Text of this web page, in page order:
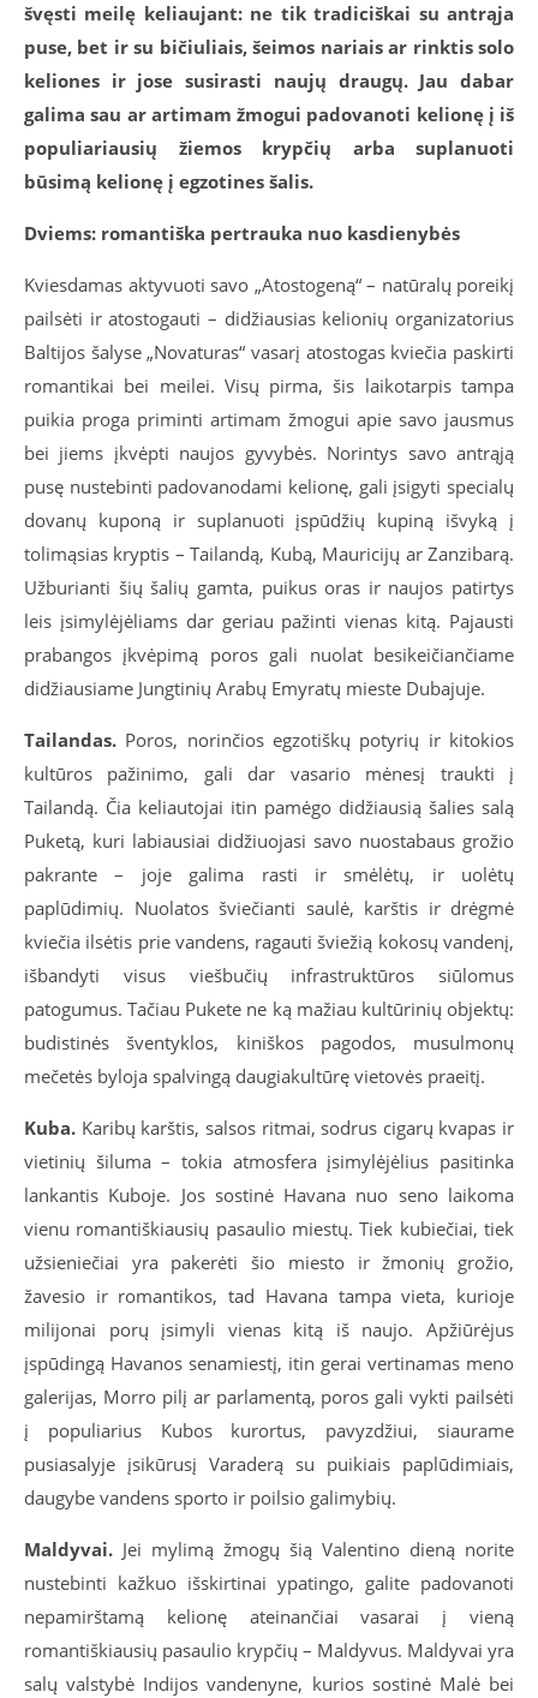
švęsti meilę keliaujant: ne tik tradiciškai su antrąja
puse, bet ir su bičiuliais, šeimos nariais ar rinktis solo
keliones ir jose susirasti naujų draugų. Jau dabar
galima sau ar artimam žmogui padovanoti kelionę į iš
populiariausių žiemos krypčių arba suplanuoti
būsimą kelionę į egzotines šalis.
Dviems: romantiška pertrauka nuo kasdienybės
Kviesdamas aktyvuoti savo „Atostogeną“ – natūralų poreikį
pailsėti ir atostogauti – didžiausias kelionių organizatorius
Baltijos šalyse „Novaturas“ vasarį atostogas kviečia paskirti
romantikai bei meilei. Visų pirma, šis laikotarpis tampa
puikia proga priminti artimam žmogui apie savo jausmus
bei jiems įkvėpti naujos gyvybės. Norintys savo antrąją
pusę nustebinti padovanodami kelionę, gali įsigyti specialų
dovanų kuponą ir suplanuoti įspūdžių kupiną išvyką į
tolimąsias kryptis – Tailandą, Kubą, Mauricijų ar Zanzibarą.
Užburianti šių šalių gamta, puikus oras ir naujos patirtys
leis įsimylėjėliams dar geriau pažinti vienas kitą. Pajausti
prabangos įkvėpimą poros gali nuolat besikeičiančiame
didžiausiame Jungtinių Arabų Emyratų mieste Dubajuje.
Tailandas. Poros, norinčios egzotiškų potyrių ir kitokios
kultūros pažinimo, gali dar vasario mėnesį traukti į
Tailandą. Čia keliautojai itin pamėgo didžiausią šalies salą
Puketą, kuri labiausiai didžiuojasi savo nuostabaus grožio
pakrante – joje galima rasti ir smėlėtų, ir uolėtų
paplūdimių. Nuolatos šviečianti saulė, karštis ir drėgmė
kviečia ilsėtis prie vandens, ragauti šviežią kokosų vandenį,
išbandyti visus viešbučių infrastruktūros siūlomus
patogumus. Tačiau Pukete ne ką mažiau kultūrinių objektų:
budistinės šventyklos, kiniškos pagodos, musulmonų
mečetės byloja spalvingą daugiakultūrę vietovės praeitį.
Kuba. Karibų karštis, salsos ritmai, sodrus cigarų kvapas ir
vietinių šiluma – tokia atmosfera įsimylėjėlius pasitinka
lankantis Kuboje. Jos sostinė Havana nuo seno laikoma
vienu romantiškiausių pasaulio miestų. Tiek kubiečiai, tiek
užsieniečiai yra pakerėti šio miesto ir žmonių grožio,
žavesio ir romantikos, tad Havana tampa vieta, kurioje
milijonai porų įsimyli vienas kitą iš naujo. Apžiūrėjus
įspūdingą Havanos senamiestį, itin gerai vertinamas meno
galerijas, Morro pilį ar parlamentą, poros gali vykti pailsėti
į populiarius Kubos kurortus, pavyzdžiui, siaurame
pusiasalyje įsikūrusį Varaderą su puikiais paplūdimiais,
daugybe vandens sporto ir poilsio galimybių.
Maldyvai. Jei mylimą žmogų šią Valentino dieną norite
nustebinti kažkuo išskirtinai ypatingo, galite padovanoti
nepamirštamą kelionę ateinančiai vasarai į vieną
romantiškiausių pasaulio krypčių – Maldyvus. Maldyvai yra
salų valstybė Indijos vandenyne, kurios sostinė Malė bei